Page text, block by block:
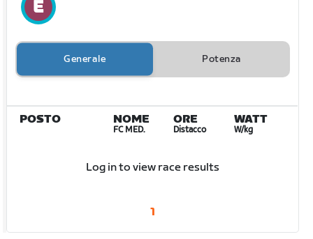
Generale Potenza
POSTO NOME
FC MED.
ORE
Distacco
WATT
W/kg
Log in to view race results
1